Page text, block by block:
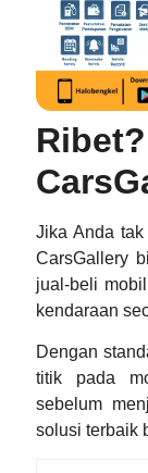
Jika Anda
CarsGallery
jual-beli
kendaraan
Dengan
titik pada
sebelum
solusi terbaik